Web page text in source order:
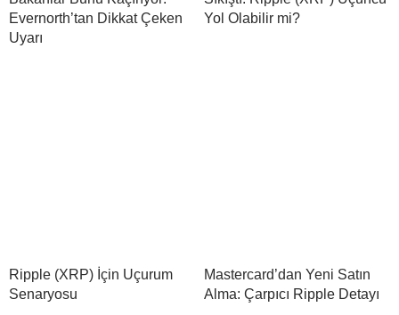
Evernorth’tan Dikkat Çeken
Uyarı
Yol Olabilir mi?
Ripple (XRP) İçin Uçurum
Senaryosu
Mastercard’dan Yeni Satın
Alma: Çarpıcı Ripple Detayı